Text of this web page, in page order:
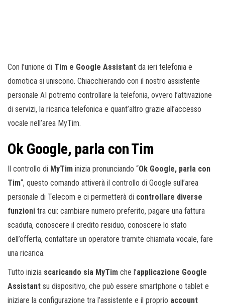
Con l’unione di Tim e Google Assistant da ieri telefonia e
domotica si uniscono. Chiacchierando con il nostro assistente
personale AI potremo controllare la telefonia, ovvero l’attivazione
di servizi, la ricarica telefonica e quant’altro grazie all’accesso
vocale nell’area MyTim.
Ok Google, parla con Tim
Il controllo di MyTim inizia pronunciando “Ok Google, parla con
Tim“, questo comando attiverà il controllo di Google sull’area
personale di Telecom e ci permetterà di controllare diverse
funzioni tra cui: cambiare numero preferito, pagare una fattura
scaduta, conoscere il credito residuo, conoscere lo stato
dell’offerta, contattare un operatore tramite chiamata vocale, fare
una ricarica.
Tutto inizia scaricando sia MyTim che l’applicazione Google
Assistant su dispositivo, che può essere smartphone o tablet e
iniziare la configurazione tra l’assistente e il proprio account